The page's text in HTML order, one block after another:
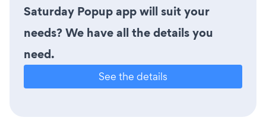
Saturday Popup app will suit your
needs? We have all the details you
need.
See the details